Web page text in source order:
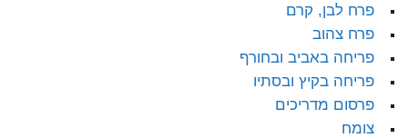
פרח לבן, קרם
פרח צהוב
פריחה באביב ובחורף
פריחה בקיץ ובסתיו
פרסום מדריכים
צומח